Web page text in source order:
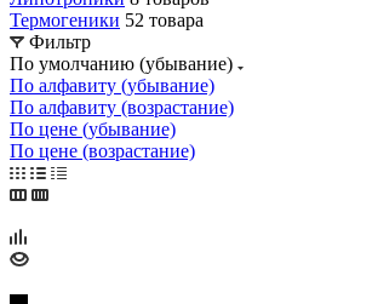
Термогеники 52 товара
Фильтр
По умолчанию (убывание)
По алфавиту (убывание)
По алфавиту (возрастание)
По цене (убывание)
По цене (возрастание)